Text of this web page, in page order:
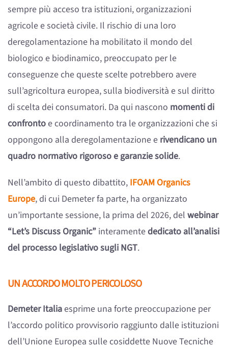
sempre più acceso tra istituzioni, organizzazioni
agricole e società civile. Il rischio di una loro
deregolamentazione ha mobilitato il mondo del
biologico e biodinamico, preoccupato per le
conseguenze che queste scelte potrebbero avere
sull’agricoltura europea, sulla biodiversità e sul diritto
di scelta dei consumatori. Da qui nascono momenti di
confrontoe coordinamento tra le organizzazioni che si
oppongono alla deregolamentazione e rivendicano un
quadro normativo rigoroso e garanzie solide.
Nell’ambito di questo dibattito, IFOAM Organics
Europe, di cui Demeter fa parte, ha organizzato
un’importante sessione, la prima del 2026, del webinar
“Let’s Discuss Organic” interamentededicato all’analisi
del processo legislativo sugli NGT.
UN ACCORDO MOLTO PERICOLOSO
Demeter Italiaesprime una forte preoccupazione per
l’accordo politico provvisorio raggiunto dalle istituzioni
dell’Unione Europea sulle cosiddette Nuove Tecniche